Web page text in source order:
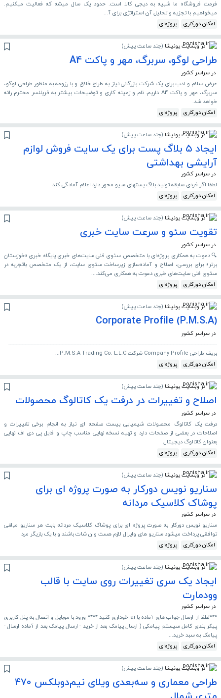
فرمت فروشگاه ما شبیه به دیجی کالا است. حدود یک سال میشه که فعالیت میکنیم.
میخواهیم با تجزیه و تحلیل آن استراتژی برای آ...
امکان دورکاری
پروژه‌ای
در وبسایت پونیشا (چند ساعت پیش)
طراحی لوگو، سربرگ، مهر و پاکت A4
در سراسر کشور
عرض سلام و ادب برای یک شرکت بازرگانی نیاز به طراح خلاق و با رزومه به منظور طراحی لوگو،
سربرگ، مهر و پاکت A4 داریم. نام و زمینه کاری و توضیحات بیشتر به فریلنسر محترم رائه
خواهد شد.
امکان دورکاری
پروژه‌ای
در وبسایت پونیشا (چند ساعت پیش)
ایجاد ۵ بلاگ پست برای یک سایت فروش لوازم
آرایشی بهداشتی
در سراسر کشور
لطفا اگر فردی سابقه تولید بلاگ پستهای سیو محور دارد اعلام آمادگی کند
امکان دورکاری
پروژه‌ای
در وبسایت پونیشا (چند ساعت پیش)
تقویت سئو و سرعت سایت خبری
در سراسر کشور
🔍 دعوت به همکاری پروژه‌ای با متخصص سئوی فنی سایت‌های خبری پایگاه خبری «خوزستان
برتر» برای بررسی، اصلاح و آماده‌سازی زیرساخت سئوی سایت، از یک متخصص باتجربه در
سئوی فنی سایت‌های خبری دعوت به همکاری می‌کند....
امکان دورکاری
پروژه‌ای
در وبسایت پونیشا (چند ساعت پیش)
Corporate Profile (P.M.S.A)
در سراسر کشور
---------------------------------------------------------------------------------------------------------------------------------------------
بریف طراحی Company Profile شرکت P.M.S.A Trading Co. L.L.C...
امکان دورکاری
پروژه‌ای
در وبسایت پونیشا (چند ساعت پیش)
اصلاح و تغییرات در درفت یک کاتالوگ محصولات
در سراسر کشور
درفت یک کاتالوگ محصولات شیمیایی بیست صفحه ای نیاز به انجام برخی تغییرات و
اصلاحات در بعضی از صفحات دارد و تهیه نسخه نهایی مناسب چاپ و فایل پی دی اف نهایی
بعنوان کاتالوگ دیجیتال
امکان دورکاری
پروژه‌ای
در وبسایت پونیشا (چند ساعت پیش)
سناریو نویس دورکار به صورت پروژه ای برای
پوشاک کلاسیک مردانه
در سراسر کشور
سناریو نویس دورکار به صورت پروژه ای برای پوشاک کلاسیک مردانه بابت هر سناریو مبلغی
توافقی پرداخت میشود سناریو های وایرال لازم هست وان شات باشند و با یک بازیگر مرد
امکان دورکاری
پروژه‌ای
در وبسایت پونیشا (چند ساعت پیش)
ایجاد یک سری تغییرات روی سایت با قالب
وودمارت
در سراسر کشور
***لطفا از ارسال جواب های آماده با ai خوداری کنید **** ورود با موبایل و اتصال به پنل کاربری
پیکر بندی کامل سیستم پیامکی ( ارسال پیامک بعد از خرید - ارسال پیامک بعد از آماده ارسال -
پیامک به سبد خرید...
امکان دورکاری
پروژه‌ای
در وبسایت پونیشا (چند ساعت پیش)
طراحی معماری و سه‌بعدی ویلای نیم‌دوبلکس ۴۷۰